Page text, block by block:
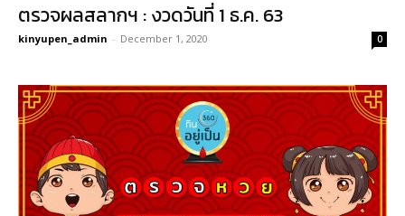
ตรวจผลสลากฯ : งวดวันที่ 1 ธ.ค. 63
kinyupen_admin - December 1, 2020 0